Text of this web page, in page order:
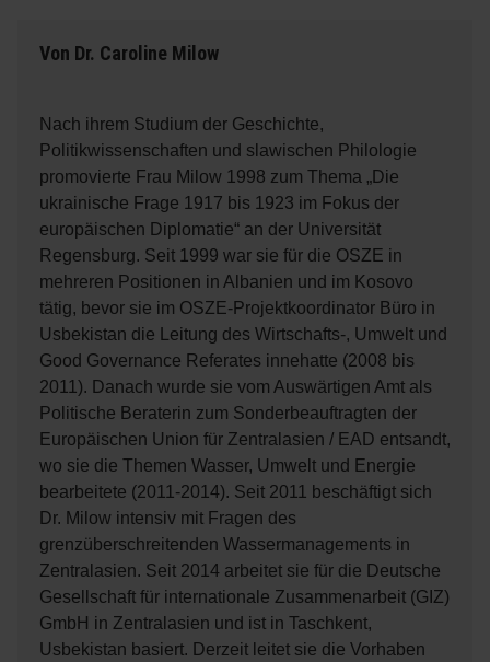
Von Dr. Caroline Milow
Nach ihrem Studium der Geschichte,
Politikwissenschaften und slawischen Philologie
promovierte Frau Milow 1998 zum Thema „Die
ukrainische Frage 1917 bis 1923 im Fokus der
europäischen Diplomatie“ an der Universität
Regensburg. Seit 1999 war sie für die OSZE in
mehreren Positionen in Albanien und im Kosovo
tätig, bevor sie im OSZE-Projektkoordinator Büro in
Usbekistan die Leitung des Wirtschafts-, Umwelt und
Good Governance Referates innehatte (2008 bis
2011). Danach wurde sie vom Auswärtigen Amt als
Politische Beraterin zum Sonderbeauftragten der
Europäischen Union für Zentralasien / EAD entsandt,
wo sie die Themen Wasser, Umwelt und Energie
bearbeitete (2011-2014). Seit 2011 beschäftigt sich
Dr. Milow intensiv mit Fragen des
grenzüberschreitenden Wassermanagements in
Zentralasien. Seit 2014 arbeitet sie für die Deutsche
Gesellschaft für internationale Zusammenarbeit (GIZ)
GmbH in Zentralasien und ist in Taschkent,
Usbekistan basiert. Derzeit leitet sie die Vorhaben